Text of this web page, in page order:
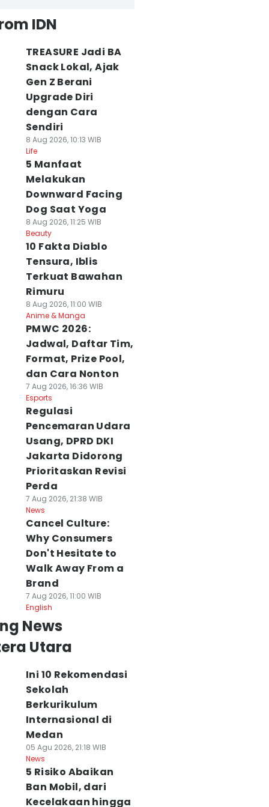
Forensik:
Tembak
Istri Polisi
Medan
Agu 2026, 21:29 WIB
Polls
Raih Dua
Penghargaan di PR
07 Agu 2026, 21:14 WIB
IDN
TREASURE Jadi BA
Snack Lokal, Ajak
Gen Z Berani
Upgrade Diri
dengan Cara
Sendiri
8 Aug 2026, 10:13 WIB
Life
5 Manfaat
Melakukan
Downward Facing
Dog Saat Yoga
8 Aug 2026, 11:25 WIB
Beauty
10 Fakta Diablo
Tensura, Iblis
Terkuat Bawahan
Rimuru
8 Aug 2026, 11:00 WIB
Anime & Manga
PMWC 2026:
Jadwal, Daftar Tim,
Format, Prize Pool,
dan Cara Nonton
7 Aug 2026, 16:36 WIB
Esports
Regulasi
Pencemaran Udara
Usang, DPRD DKI
Jakarta Didorong
Prioritaskan Revisi
Perda
7 Aug 2026, 21:38 WIB
News
Cancel Culture:
Why Consumers
Don't Hesitate to
Walk Away From a
Brand
7 Aug 2026, 11:00 WIB
English
News
Utara
Ini 10 Rekomendasi
Sekolah
Berkurikulum
Internasional di
Medan
05 Agu 2026, 21:18 WIB
News
5 Risiko Abaikan
Ban Mobil, dari
Kecelakaan hingga